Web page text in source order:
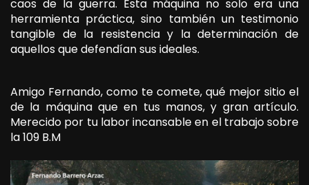
caos de la guerra. Esta máquina no solo era una
herramienta práctica, sino también un testimonio
tangible de la resistencia y la determinación de
aquellos que defendían sus ideales.
Amigo Fernando, como te comete, qué mejor sitio el
de la máquina que en tus manos, y gran artículo.
Merecido por tu labor incansable en el trabajo sobre
la 109 B.M